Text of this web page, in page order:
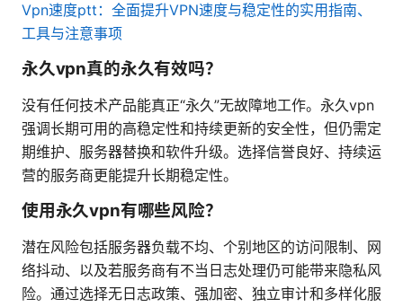
Vpn速度ptt：全面提升VPN速度与稳定性的实用指南、
工具与注意事项
永久vpn真的永久有效吗？
没有任何技术产品能真正“永久”无故障地工作。永久vpn
强调长期可用的高稳定性和持续更新的安全性，但仍需定
期维护、服务器替换和软件升级。选择信誉良好、持续运
营的服务商更能提升长期稳定性。
使用永久vpn有哪些风险？
潜在风险包括服务器负载不均、个别地区的访问限制、网
络抖动、以及若服务商有不当日志处理仍可能带来隐私风
险。通过选择无日志政策、强加密、独立审计和多样化服